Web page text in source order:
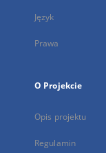
Język
Prawa
O Projekcie
Opis projektu
Regulamin